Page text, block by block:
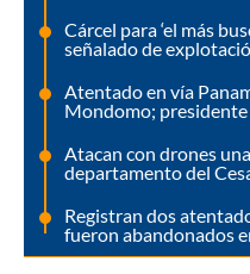
Cárcel para ‘el más
señalado de
Atentado en vía
Mondomo;
Atacan con drones
departamento del
Registran dos
fueron abandonados